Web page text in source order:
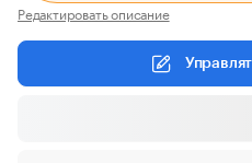
Редактировать описание